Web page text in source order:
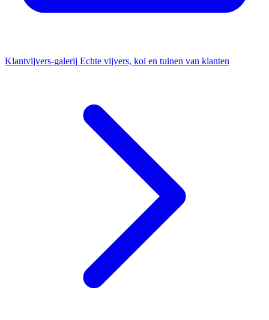
Klantvijvers-galerij Echte vijvers, koi en tuinen van klanten